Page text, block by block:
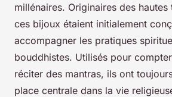
millénaires. Originaires des
ces bijoux étaient initialement
accompagner les pratiques
bouddhistes. Utilisés pour
réciter des mantras, ils ont
place centrale dans la vie